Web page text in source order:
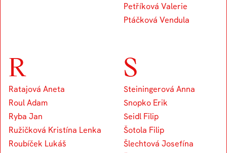
Petříková Valerie
Ptáčková Vendula
R
Ratajová Aneta
Roul Adam
Ryba Jan
Ružičková Kristína Lenka
Roubíček Lukáš
S
Steiningerová Anna
Snopko Erik
Seidl Filip
Šotola Filip
Šlechtová Josefína